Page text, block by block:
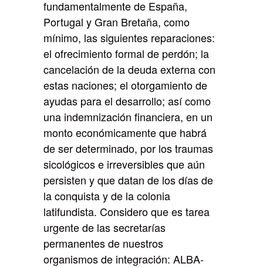
fundamentalmente de España,
Portugal y Gran Bretaña, como
mínimo, las siguientes reparaciones:
el ofrecimiento formal de perdón; la
cancelación de la deuda externa con
estas naciones; el otorgamiento de
ayudas para el desarrollo; así como
una indemnización financiera, en un
monto económicamente que habrá
de ser determinado, por los traumas
sicológicos e irreversibles que aún
persisten y que datan de los días de
la conquista y de la colonia
latifundista. Considero que es tarea
urgente de las secretarías
permanentes de nuestros
organismos de integración: ALBA-